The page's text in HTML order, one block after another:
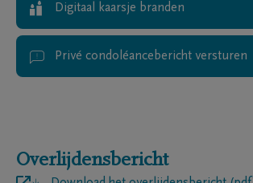
Digitaal kaarsje branden
Privé condoléancebericht versturen
Overlijdensbericht